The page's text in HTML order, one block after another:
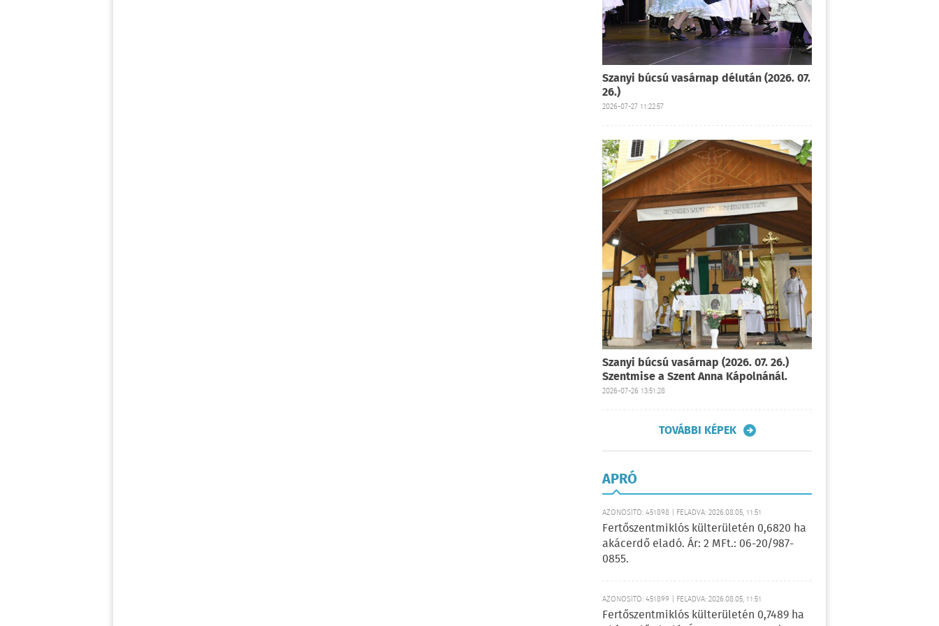
Szanyi búcsú vasárnap délután (2026. 07.
26.)
2026-07-27 11:22:57
Szanyi búcsú vasárnap (2026. 07. 26.)
Szentmise a Szent Anna Kápolnánál.
2026-07-26 13:51:28
TOVÁBBI KÉPEK
APRÓ
AZONOSÍTÓ: 451898 | FELADVA: 2026.08.05, 11:51
Fertőszentmiklós külterületén 0,6820 ha
akácerdő eladó. Ár: 2 MFt.: 06-20/987-
0855.
AZONOSÍTÓ: 451899 | FELADVA: 2026.08.05, 11:51
Fertőszentmiklós külterületén 0,7489 ha